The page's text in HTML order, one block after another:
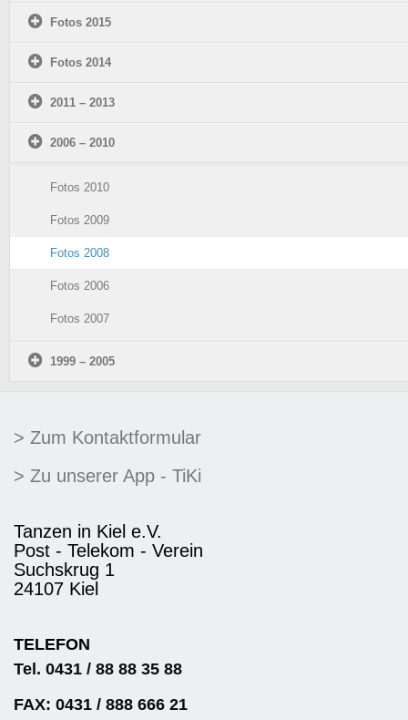
Fotos 2015
Fotos 2014
2011 – 2013
2006 – 2010
Fotos 2010
Fotos 2009
Fotos 2008
Fotos 2006
Fotos 2007
1999 – 2005
> Zum Kontaktformular
> Zu unserer App - TiKi
Tanzen in Kiel e.V.
Post - Telekom - Verein
Suchskrug 1
24107 Kiel
TELEFON
Tel. 0431 / 88 88 35 88
FAX: 0431 / 888 666 21